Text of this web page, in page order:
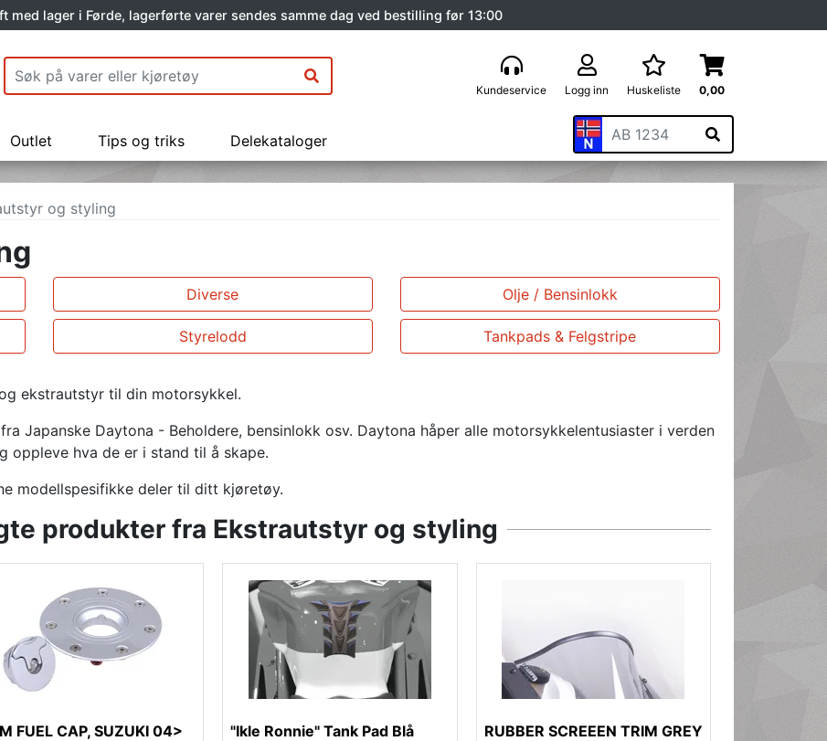
med lager i Førde, lagerførte varer sendes samme dag ved bestilling før 13:00
Kundeservice Logg inn Huskeliste 0,00
Outlet Tips og triks Delekataloger
og styling
Diverse Olje / Bensinlokk
Styrelodd Tankpads & Felgstripe
ekstrautstyr til din motorsykkel.
Japanske Daytona - Beholdere, bensinlokk osv. Daytona håper alle motorsykkelentusiaster i verden
oppleve hva de er i stand til å skape.
modellspesifikke deler til ditt kjøretøy.
produkter fra Ekstrautstyr og styling
FUEL CAP, SUZUKI 04> "Ikle Ronnie" Tank Pad Blå RUBBER SCREEEN TRIM GREY